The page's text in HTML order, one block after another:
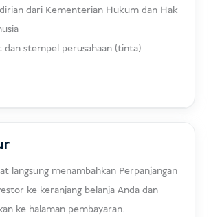
dari Kementerian Hukum dan Hak
dan stempel perusahaan (tinta)
langsung menambahkan Perpanjangan
ke keranjang belanja Anda dan
ke halaman pembayaran.